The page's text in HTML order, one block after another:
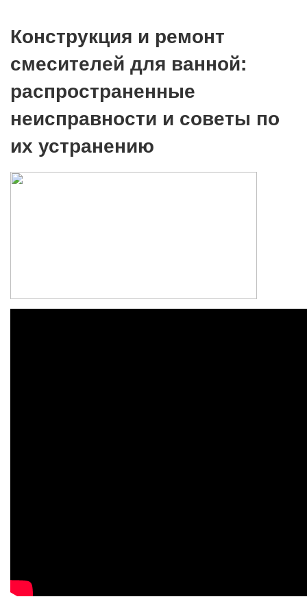
Конструкция и ремонт
смесителей для ванной:
распространенные
неисправности и советы по
их устранению